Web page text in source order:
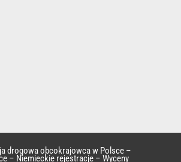
drogowa obcokrajowca w Polsce –
– Niemieckie rejestracje – Wyceny